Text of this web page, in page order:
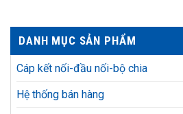
DANH MỤC SẢN PHẨM
Cáp kết nối-đầu nối-bộ chia
Hệ thống bán hàng